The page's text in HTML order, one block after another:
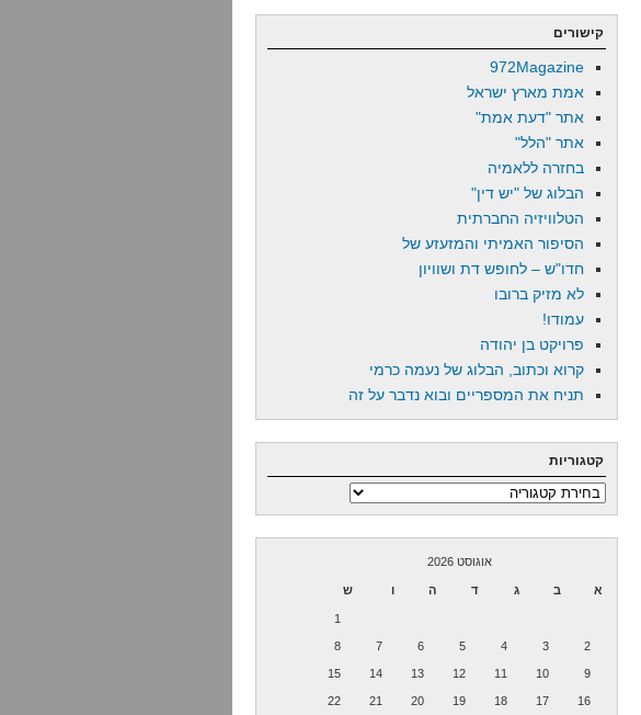
קישורים
972Magazine
אמת מארץ ישראל
אתר "דעת אמת"
אתר "הלל"
בחזרה ללאמיה
הבלוג של "יש דין"
הטלוויזיה החברתית
הסיפור האמיתי והמזעזע של
חדו"ש – לחופש דת ושוויון
לא מזיק ברובו
עמודו!
פרויקט בן יהודה
קרוא וכתוב, הבלוג של נעמה כרמי
תניח את המספריים ובוא נדבר על זה
קטגוריות
קטגוריות
אוגוסט 2026
א ב ג ד ה ו ש
1
2
3
4
5
6
7
8
9
10
11
12
13
14
15
16
17
18
19
20
21
22